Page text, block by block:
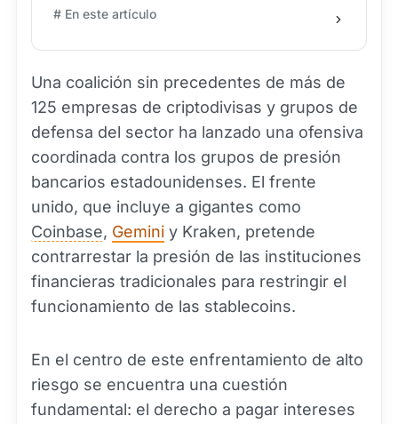
# En este artículo
Una coalición sin precedentes de más de
125 empresas de criptodivisas y grupos de
defensa del sector ha lanzado una ofensiva
coordinada contra los grupos de presión
bancarios estadounidenses. El frente
unido, que incluye a gigantes como
Coinbase, Gemini y Kraken, pretende
contrarrestar la presión de las instituciones
financieras tradicionales para restringir el
funcionamiento de las stablecoins.
En el centro de este enfrentamiento de alto
riesgo se encuentra una cuestión
fundamental: el derecho a pagar intereses